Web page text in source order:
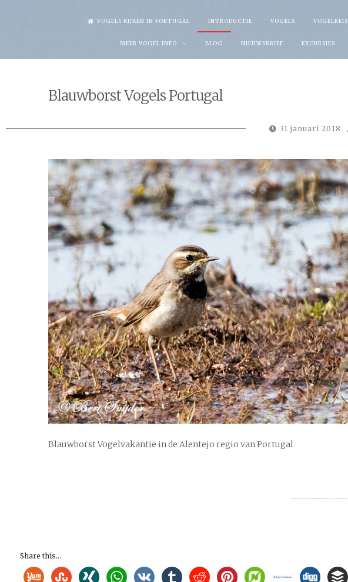
VOGELS KIJKEN IN PORTUGAL INTRODUCTIE VOGELS VOGELREIS
MEER VOGEL INFO BLOG NIEUWSBRIEF EXCURSIES
Blauwborst Vogels Portugal
31 januari 2018
Blauwborst Vogelvakantie in de Alentejo regio van Portugal
Share this...